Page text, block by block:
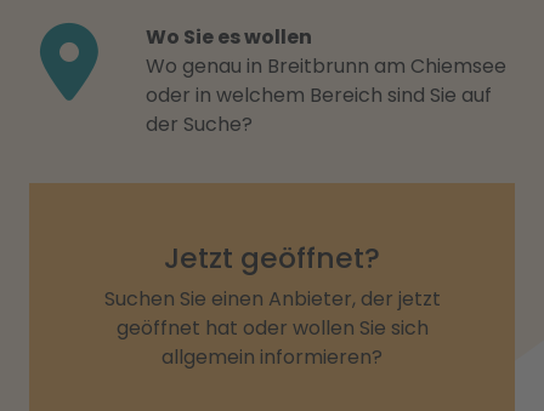
Wo Sie es wollen
Wo genau in Breitbrunn am Chiemsee
oder in welchem Bereich sind Sie auf
der Suche?
Jetzt geöffnet?
Suchen Sie einen Anbieter, der jetzt
geöffnet hat oder wollen Sie sich
allgemein informieren?